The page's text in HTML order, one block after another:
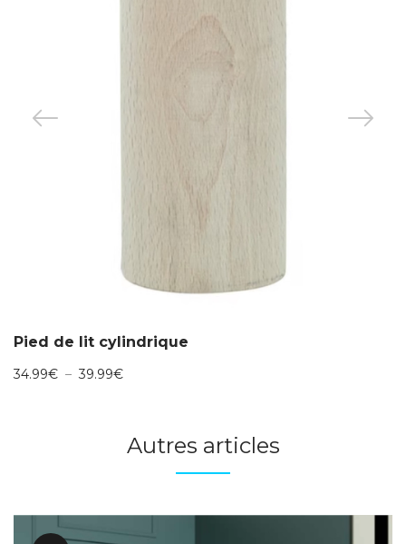
Pied de lit cylindrique
34.99€ – 39.99€Plage
àAutres articles